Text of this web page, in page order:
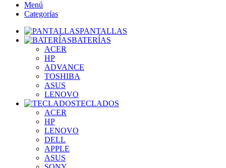
Menú
Categorías
PANTALLAS
BATERÍAS
ACER
HP
ADVANCE
TOSHIBA
ASUS
LENOVO
TECLADOS
ACER
HP
LENOVO
DELL
APPLE
ASUS